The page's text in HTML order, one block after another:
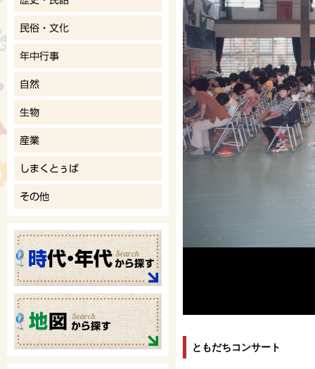
ともだちコンサート